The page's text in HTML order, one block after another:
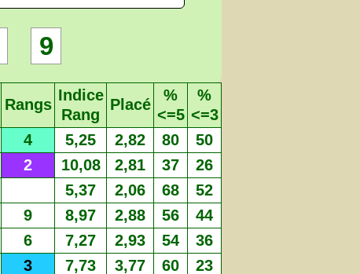
9
Rangs
Indice
Rang
Placé
%
<=5
%
<=3
4 5,25 2,82 80 50
2 10,08 2,81 37 26
5,37 2,06 68 52
9 8,97 2,88 56 44
6 7,27 2,93 54 36
3 7,73 3,77 60 23